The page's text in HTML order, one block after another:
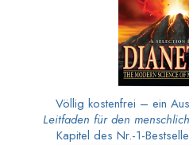
Völlig kostenfrei – ein
Leitfaden für den
Kapitel des Nr.-1-